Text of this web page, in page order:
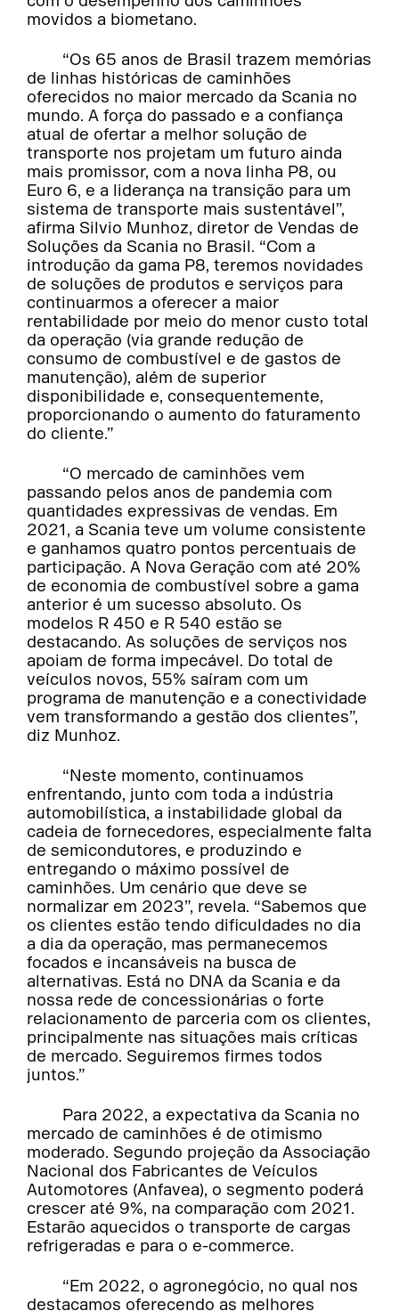
movidos a biometano.
“Os 65 anos de Brasil trazem memórias
de linhas históricas de caminhões
oferecidos no maior mercado da Scania no
mundo. A força do passado e a confiança
atual de ofertar a melhor solução de
transporte nos projetam um futuro ainda
mais promissor, com a nova linha P8, ou
Euro 6, e a liderança na transição para um
sistema de transporte mais sustentável”,
afirma Silvio Munhoz, diretor de Vendas de
Soluções da Scania no Brasil. “Com a
introdução da gama P8, teremos novidades
de soluções de produtos e serviços para
continuarmos a oferecer a maior
rentabilidade por meio do menor custo total
da operação (via grande redução de
consumo de combustível e de gastos de
manutenção), além de superior
disponibilidade e, consequentemente,
proporcionando o aumento do faturamento
do cliente.”
“O mercado de caminhões vem
passando pelos anos de pandemia com
quantidades expressivas de vendas. Em
2021, a Scania teve um volume consistente
e ganhamos quatro pontos percentuais de
participação. A Nova Geração com até 20%
de economia de combustível sobre a gama
anterior é um sucesso absoluto. Os
modelos R 450 e R 540 estão se
destacando. As soluções de serviços nos
apoiam de forma impecável. Do total de
veículos novos, 55% saíram com um
programa de manutenção e a conectividade
vem transformando a gestão dos clientes”,
diz Munhoz.
“Neste momento, continuamos
enfrentando, junto com toda a indústria
automobilística, a instabilidade global da
cadeia de fornecedores, especialmente falta
de semicondutores, e produzindo e
entregando o máximo possível de
caminhões. Um cenário que deve se
normalizar em 2023”, revela. “Sabemos que
os clientes estão tendo dificuldades no dia
a dia da operação, mas permanecemos
focados e incansáveis na busca de
alternativas. Está no DNA da Scania e da
nossa rede de concessionárias o forte
relacionamento de parceria com os clientes,
principalmente nas situações mais críticas
de mercado. Seguiremos firmes todos
juntos.”
Para 2022, a expectativa da Scania no
mercado de caminhões é de otimismo
moderado. Segundo projeção da Associação
Nacional dos Fabricantes de Veículos
Automotores (Anfavea), o segmento poderá
crescer até 9%, na comparação com 2021.
Estarão aquecidos o transporte de cargas
refrigeradas e para o e-commerce.
“Em 2022, o agronegócio, no qual nos
destacamos oferecendo as melhores